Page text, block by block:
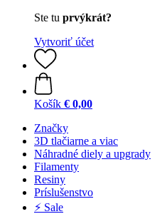
Ste tu prvýkrát?
Vytvoriť účet
Košík € 0,00
Značky
3D tlačiarne a viac
Náhradné diely a upgrady
Filamenty
Resiny
Príslušenstvo
⚡ Sale